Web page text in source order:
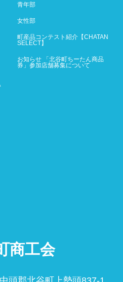
青年部
女性部
町産品コンテスト紹介【CHATAN
SELECT】
お知らせ 「北谷町ちーたん商品
券」参加店舗募集について
商工会